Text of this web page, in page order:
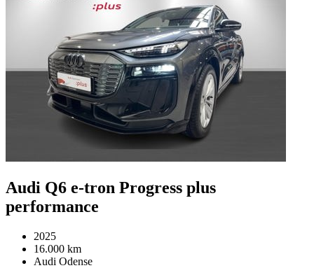
Audi Q6 e-tron Progress plus
performance
2025
16.000 km
Audi Odense